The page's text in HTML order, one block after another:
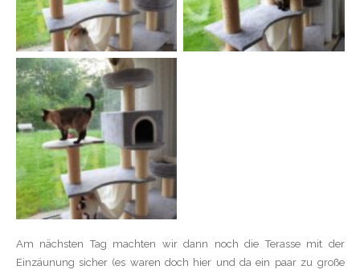
Am nächsten Tag machten wir dann noch die Terasse mit der
Einzäunung sicher (es waren doch hier und da ein paar zu große